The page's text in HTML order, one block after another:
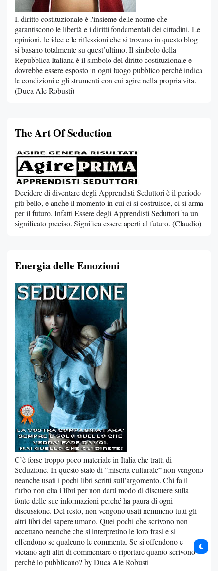
Il diritto costituzionale è l'insieme delle norme che
garantiscono le libertà e i diritti fondamentali dei cittadini. Le
opinioni, le idee e le riflessioni che si trovano in questo blog
si basano totalmente su quest’ultimo. Il simbolo della
Repubblica Italiana è il simbolo del diritto costituzionale e
dovrebbe essere esposto in ogni luogo pubblico perché indica
le condizioni e gli strumenti con cui agire nella propria vita.
(Duca Ale Robusti)
The Art Of Seduction
Decidere di diventare degli Apprendisti Seduttori è il periodo
più bello, e anche il momento in cui ci si costruisce, ci si arma
per il futuro. Infatti Essere degli Apprendisti Seduttori ha un
significato preciso. Significa essere aperti al futuro. (Claudio)
Energia delle Emozioni
C’è forse troppo poco materiale in Italia che tratti di
Seduzione. In questo stato di “miseria culturale” non vengono
neanche usati i pochi libri scritti sull’argomento. Chi fa il
furbo non cita i libri per non darti modo di discutere sulla
fonte delle sue informazioni perché ha paura di ogni
discussione. Del resto, non vengono usati nemmeno tutti gli
altri libri del sapere umano. Quei pochi che scrivono non
accettano neanche che si interpretino le loro frasi e si
offendono se qualcuno le commenta. Se si offendono e
vietano agli altri di commentare o riportare quanto scrivono
perché lo pubblicano? by Duca Ale Robusti